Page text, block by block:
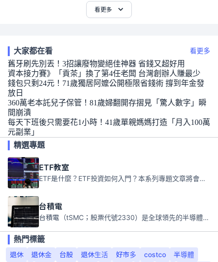
看更多
大家都在看 看更多
舊牙刷先別丟！3招讓廢物變絕佳神器 省錢又超好用
資本接力賽》「貢茶」換了第4任老闆 台灣創辦人賺最少
錢包只剩24元！71歲獨居阿嬤公開極限省錢術 撐到年金發
放日
360萬老本託兒子保管！81歲婦翻開存摺見「驚人數字」瞬
間崩潰
每天下班後只需要花1小時！41歲單親媽媽打造「月入100萬
元副業」
精選專題
ETF教室
ETF是什麼？ETF投資如何入門？本系列專題文章將會告訴你新手必須知道的ETF基礎知識。
台積電
台積電（tSMC；股票代號2330）是全球領先的半導體代工公司，成立於1987年，總部位於台灣新竹。且已於美國、日本、德國及中國設廠，台積電是全球首家專業積體電路製造服務公司，也是全球最先進和最大規模的半導體代工廠。
熱門標籤
退休
退休金 台股 退休生活 好市多 costco 半導體